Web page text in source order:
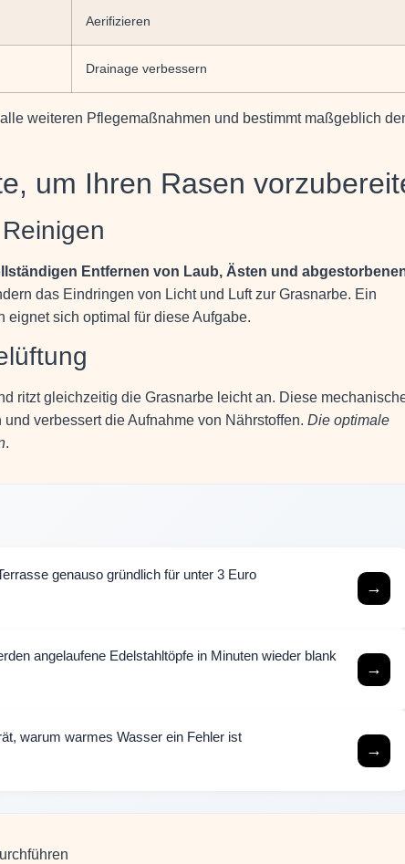
Aerifizieren
Drainage verbessern
weiteren Pflegemaßnahmen und bestimmt maßgeblich
um Ihren Rasen
Entfernen von Laub, Ästen und
das Eindringen von Licht und Luft zur Grasnarbe. Ein
eignet sich optimal für diese Aufgabe.
ritzt gleichzeitig die Grasnarbe leicht an. Diese
verbessert die Aufnahme von Nährstoffen. Die optimale
.
genauso gründlich für unter 3 Euro
→
angelaufene Edelstahltöpfe in Minuten wieder blank
→
warum warmes Wasser ein Fehler ist
→